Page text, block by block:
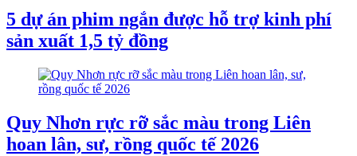
5 dự án phim ngắn được hỗ trợ kinh phí
sản xuất 1,5 tỷ đồng
Quy Nhơn rực rỡ sắc màu trong Liên
hoan lân, sư, rồng quốc tế 2026